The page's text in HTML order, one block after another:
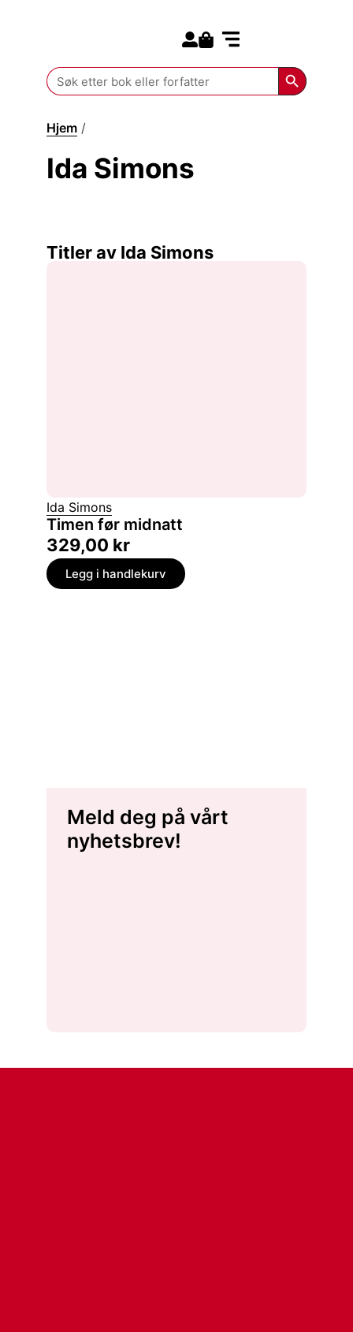
Search
for:
Search
Hjem /
Ida Simons
Titler av Ida Simons
Ida Simons
Timen før midnatt
329,00 kr
Legg i handlekurv
Meld deg på vårt
nyhetsbrev!